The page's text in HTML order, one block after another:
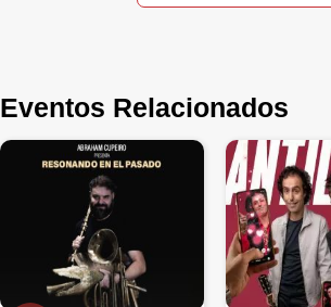
Eventos Relacionados